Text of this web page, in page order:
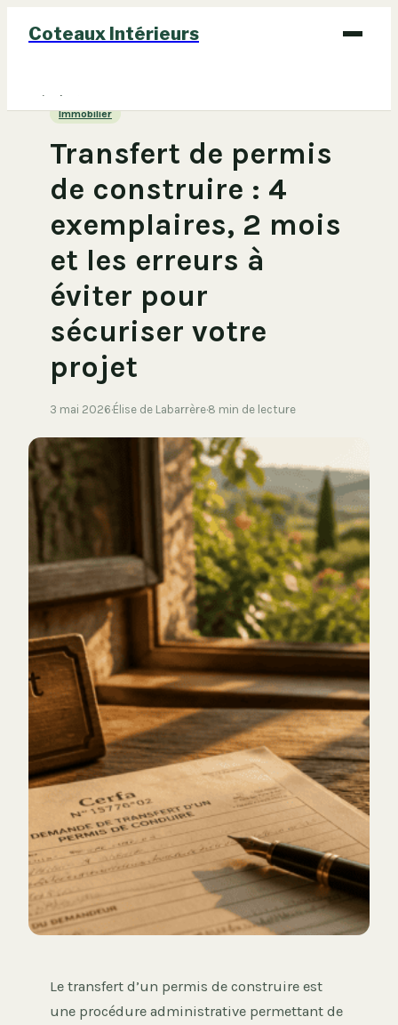
Coteaux Intérieurs
Bricolage
Immobilier
Transfert de permis
de construire : 4
exemplaires, 2 mois
et les erreurs à
éviter pour
sécuriser votre
projet
3 mai 2026·Élise de Labarrère·8 min de lecture
Le transfert d’un permis de construire est
une procédure administrative permettant de